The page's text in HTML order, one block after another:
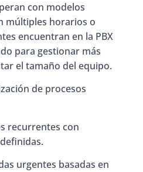
con modelos
múltiples horarios o
encuentran en la PBX
para gestionar más
el tamaño del equipo.
de procesos
recurrentes con
urgentes basadas en